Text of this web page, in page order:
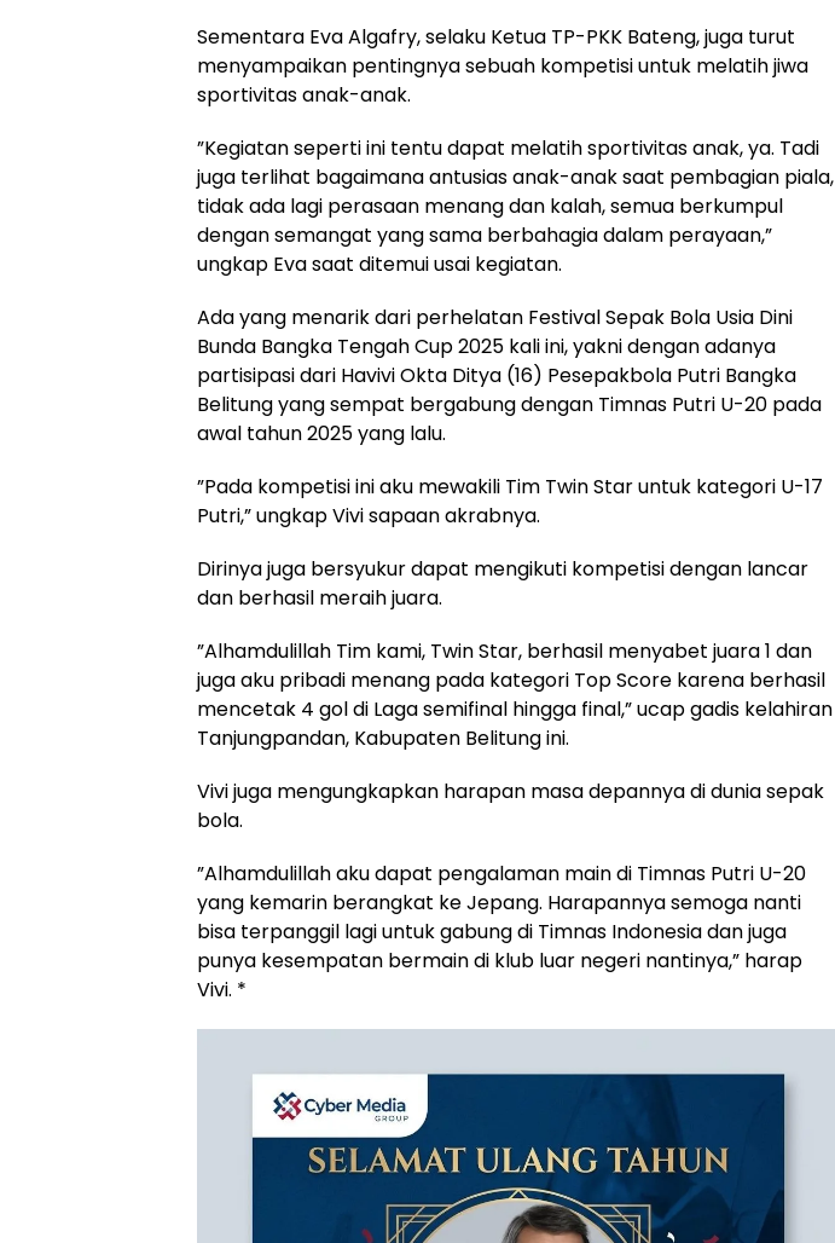
‎Sementara Eva Algafry, selaku Ketua TP-PKK Bateng, juga turut
menyampaikan pentingnya sebuah kompetisi untuk melatih jiwa
sportivitas anak-anak.
‎”Kegiatan seperti ini tentu dapat melatih sportivitas anak, ya. Tadi
juga terlihat bagaimana antusias anak-anak saat pembagian piala,
tidak ada lagi perasaan menang dan kalah, semua berkumpul
dengan semangat yang sama berbahagia dalam perayaan,”
ungkap Eva saat ditemui usai kegiatan.
‎Ada yang menarik dari perhelatan Festival Sepak Bola Usia Dini
Bunda Bangka Tengah Cup 2025 kali ini, yakni dengan adanya
partisipasi dari Havivi Okta Ditya (16) Pesepakbola Putri Bangka
Belitung yang sempat bergabung dengan Timnas Putri U-20 pada
awal tahun 2025 yang lalu.
‎”Pada kompetisi ini aku mewakili Tim Twin Star untuk kategori U-17
Putri,” ungkap Vivi sapaan akrabnya.
‎Dirinya juga bersyukur dapat mengikuti kompetisi dengan lancar
dan berhasil meraih juara.
‎”Alhamdulillah Tim kami, Twin Star, berhasil menyabet juara 1 dan
juga aku pribadi menang pada kategori Top Score karena berhasil
mencetak 4 gol di Laga semifinal hingga final,” ucap gadis kelahiran
Tanjungpandan, Kabupaten Belitung ini.
‎Vivi juga mengungkapkan harapan masa depannya di dunia sepak
bola.
‎”Alhamdulillah aku dapat pengalaman main di Timnas Putri U-20
yang kemarin berangkat ke Jepang. Harapannya semoga nanti
bisa terpanggil lagi untuk gabung di Timnas Indonesia dan juga
punya kesempatan bermain di klub luar negeri nantinya,” harap
Vivi. *